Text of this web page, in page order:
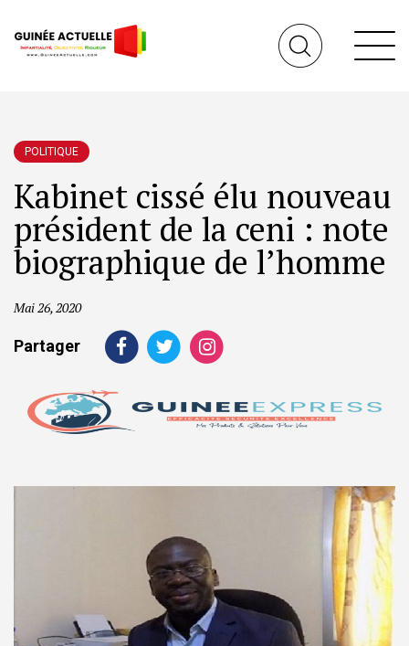
POLITIQUE
Kabinet cissé élu nouveau
président de la ceni : note
biographique de l’homme
Mai 26, 2020
Partager